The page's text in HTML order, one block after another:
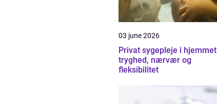
03 june 2026
Privat sygepleje i hjemmet
tryghed, nærvær og
fleksibilitet